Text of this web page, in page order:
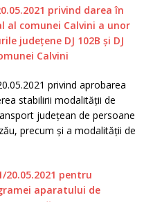
privind darea în
al comunei Calvini a unor
județene DJ 102B și DJ
Calvini
privind aprobarea
stabilirii modalităţii de
judeţean de persoane
precum şi a modalităţii de
20.05.2021 pentru
aparatului de